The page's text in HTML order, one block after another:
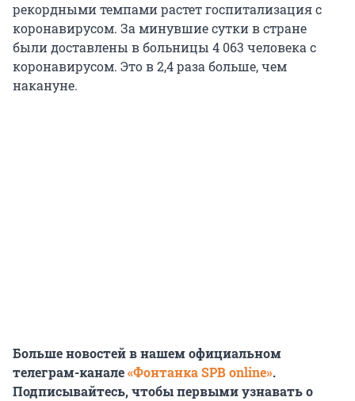
рекордными темпами растет госпитализация с
коронавирусом. За минувшие сутки в стране
были доставлены в больницы 4 063 человека с
коронавирусом. Это в 2,4 раза больше, чем
накануне.
Больше новостей в нашем официальном
телеграм-канале«Фонтанка SPB online».
Подписывайтесь, чтобы первыми узнавать о